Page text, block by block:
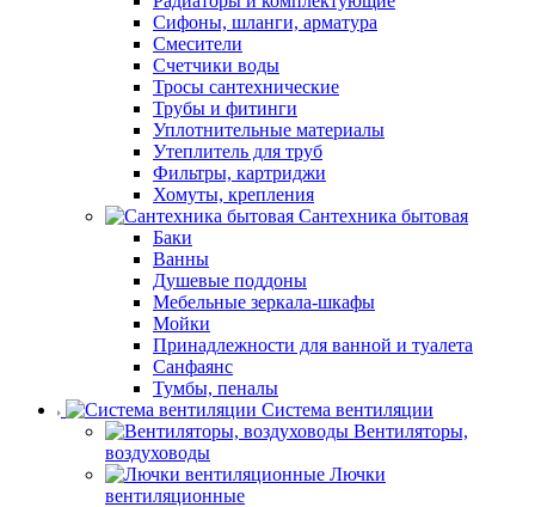
Сифоны, шланги, арматура
Смесители
Счетчики воды
Тросы сантехнические
Трубы и фитинги
Уплотнительные материалы
Утеплитель для труб
Фильтры, картриджи
Хомуты, крепления
Сантехника бытовая
Баки
Ванны
Душевые поддоны
Мебельные зеркала-шкафы
Мойки
Принадлежности для ванной и туалета
Санфаянс
Тумбы, пеналы
Система вентиляции
Вентиляторы,
воздуховоды
Лючки
вентиляционные